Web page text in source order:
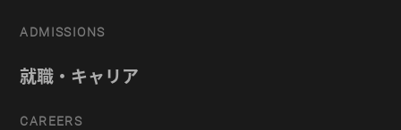
ADMISSIONS
就職・キャリア
CAREERS